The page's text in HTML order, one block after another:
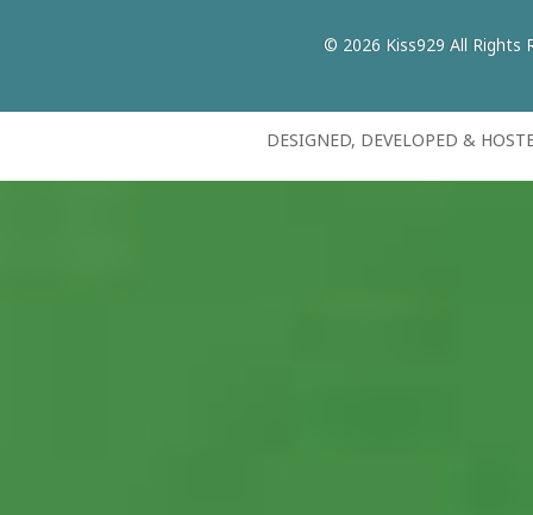
© 2026 Kiss929 All Rights
DESIGNED, DEVELOPED &